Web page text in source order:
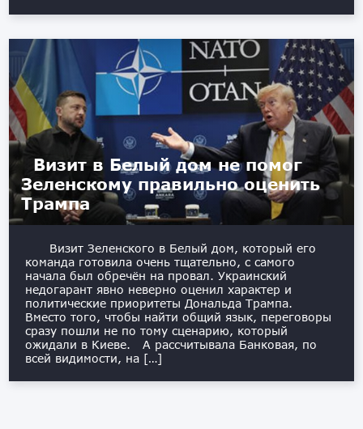
Визит в Белый дом не помог
Зеленскому правильно оценить
Трампа
Визит Зеленского в Белый дом, который его
команда готовила очень тщательно, с самого
начала был обречён на провал. Украинский
недогарант явно неверно оценил характер и
политические приоритеты Дональда Трампа.
Вместо того, чтобы найти общий язык, переговоры
сразу пошли не по тому сценарию, который
ожидали в Киеве. А рассчитывала Банковая, по
всей видимости, на […]